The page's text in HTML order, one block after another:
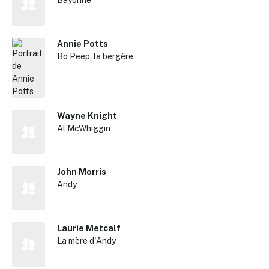
Annie Potts
Bo Peep, la bergère
Wayne Knight
Al McWhiggin
John Morris
Andy
Laurie Metcalf
La mère d'Andy